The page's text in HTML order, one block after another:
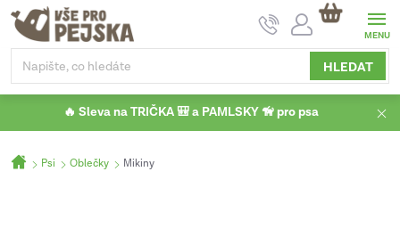
Přejít
obsah
HLEDAT
NÁKUPNÍ
KOŠÍK
🔥 Sleva na TRIČKA 🎒 a PAMLSKY 🦮 pro psa
Domů
Psi Oblečky Mikiny